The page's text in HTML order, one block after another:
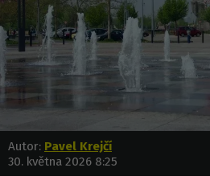
Autor: Pavel Krejčí
30. května 2026 8:25